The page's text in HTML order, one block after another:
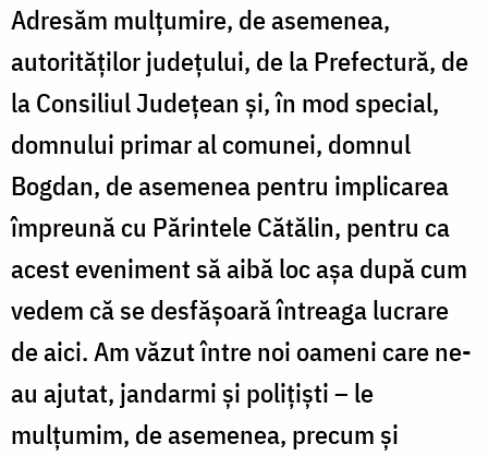
Adresăm mulțumire, de asemenea,
autorităților județului, de la Prefectură, de
la Consiliul Județean și, în mod special,
domnului primar al comunei, domnul
Bogdan, de asemenea pentru implicarea
împreună cu Părintele Cătălin, pentru ca
acest eveniment să aibă loc așa după cum
vedem că se desfășoară întreaga lucrare
de aici. Am văzut între noi oameni care ne-
au ajutat, jandarmi și polițiști – le
mulțumim, de asemenea, precum și